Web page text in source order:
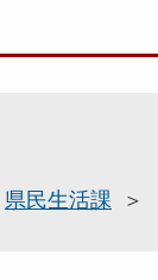
県民生活課